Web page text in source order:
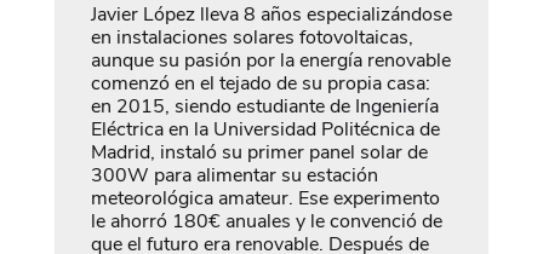
Javier López lleva 8 años especializándose
en instalaciones solares fotovoltaicas,
aunque su pasión por la energía renovable
comenzó en el tejado de su propia casa:
en 2015, siendo estudiante de Ingeniería
Eléctrica en la Universidad Politécnica de
Madrid, instaló su primer panel solar de
300W para alimentar su estación
meteorológica amateur. Ese experimento
le ahorró 180€ anuales y le convenció de
que el futuro era renovable. Después de